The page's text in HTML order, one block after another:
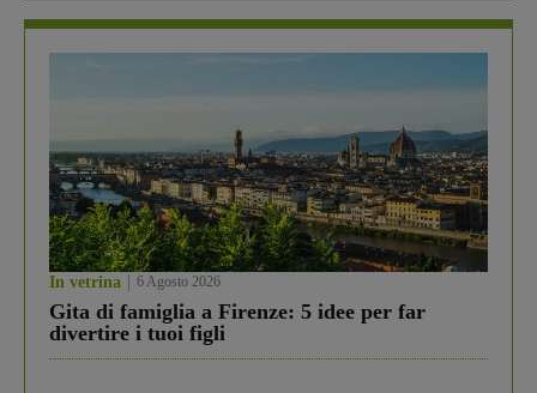
In vetrina 6 Agosto 2026
Gita di famiglia a Firenze: 5 idee per far
divertire i tuoi figli